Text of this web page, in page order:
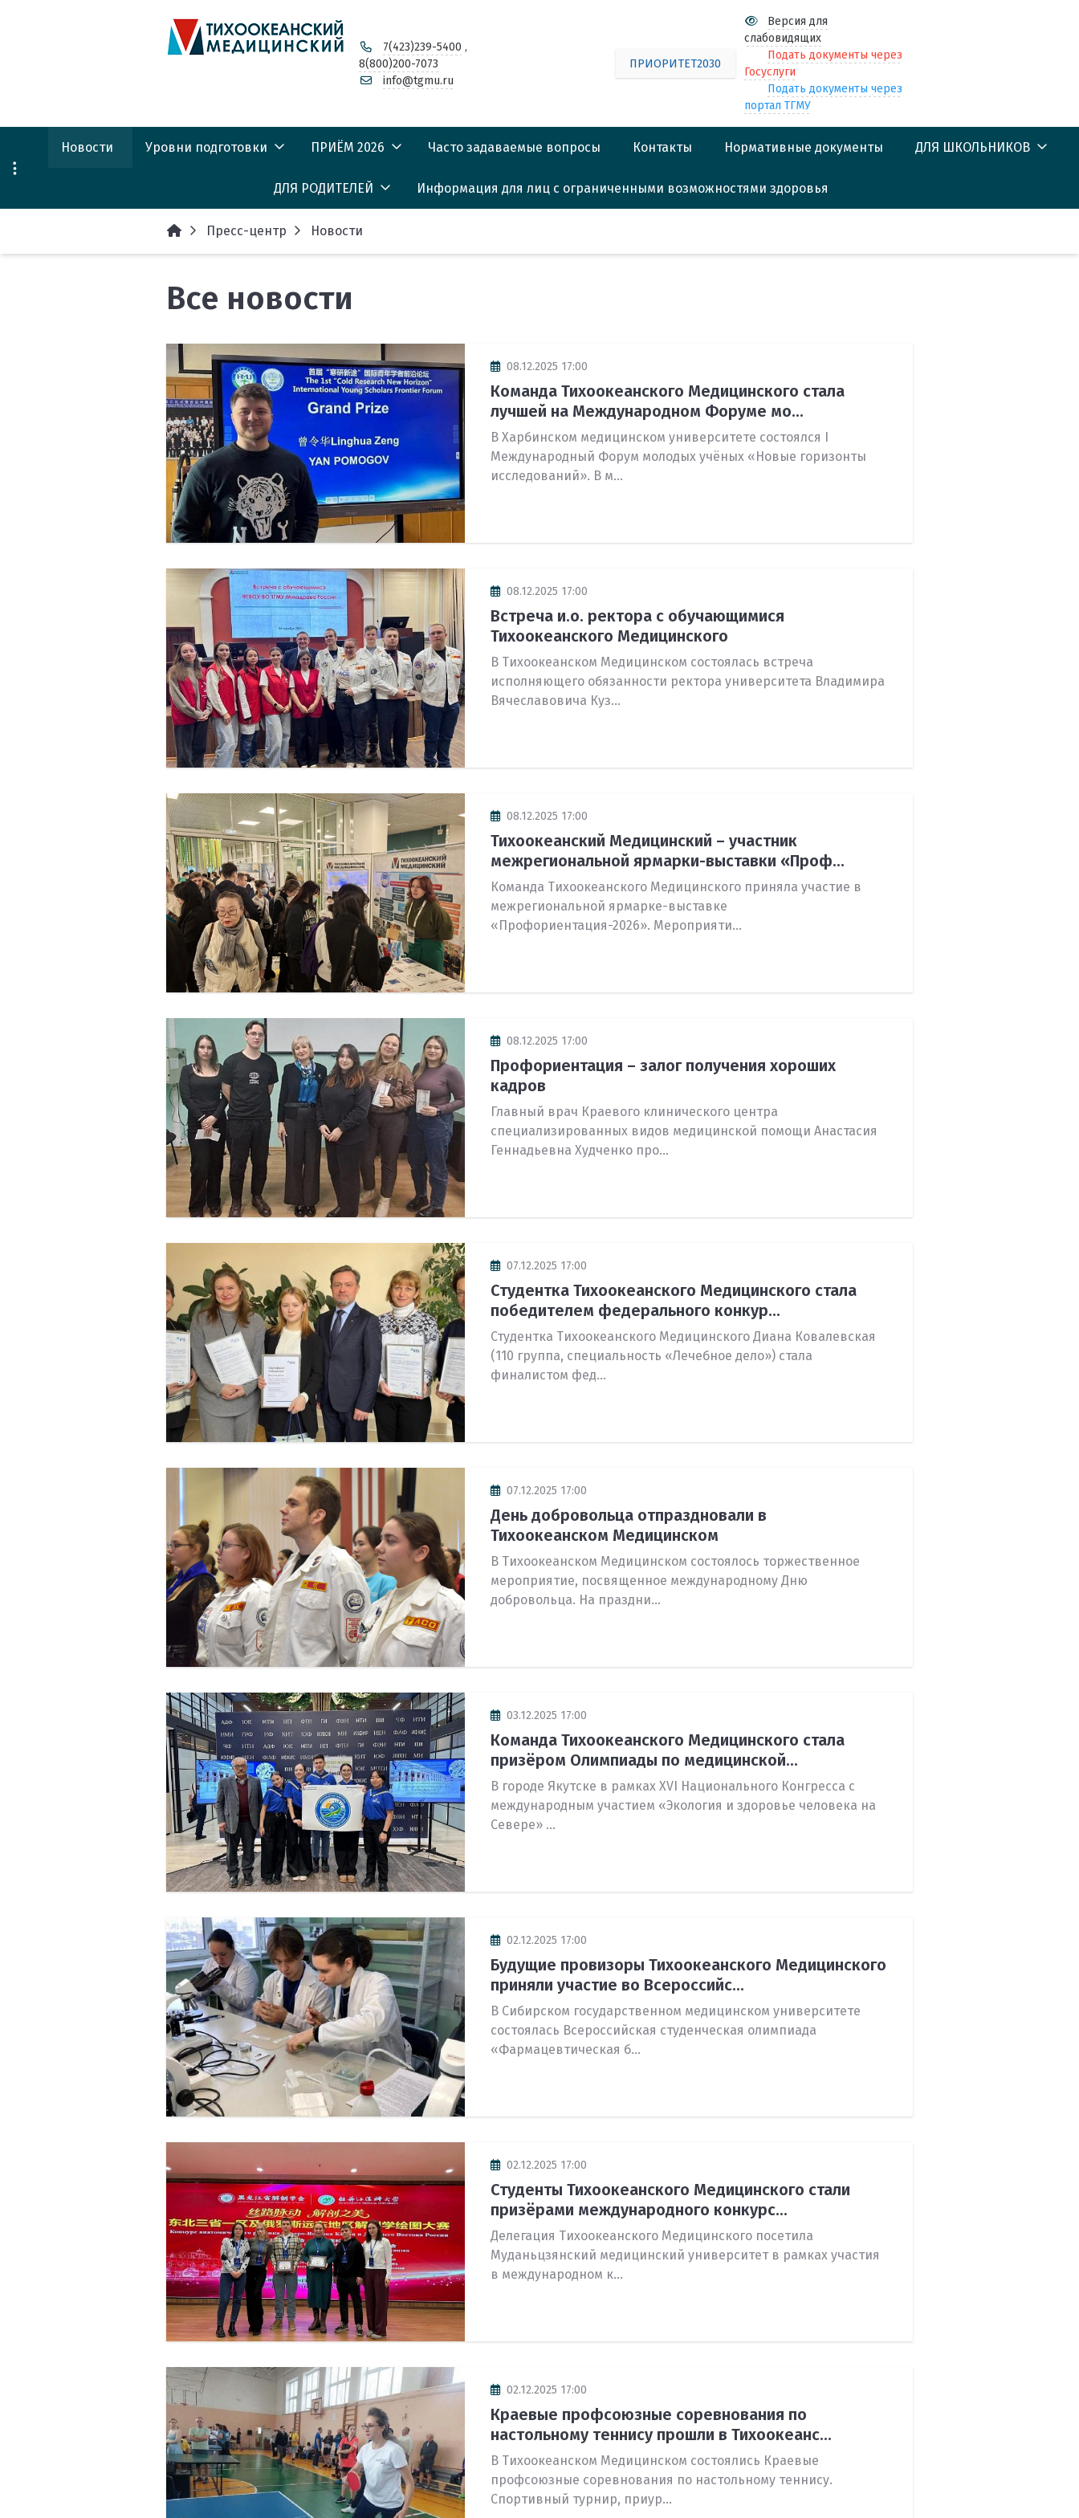
7(423)239-5400 ,
8(800)200-7073
info@tgmu.ru
ПРИОРИТЕТ2030
Версия для
слабовидящих
Подать документы через
Госуслуги
Подать документы через
портал ТГМУ
Новости Уровни подготовки
Факультет довузовской
Специалитет
Магистратура
Ординатура
Аспирантура
ПРИЁМ 2026
КАЛЕНДАРЬ АБИТУРИЕНТА
ПРИЁМ 2026
конкурсные списки
Часто задаваемые вопросы Контакты Нормативные документы ДЛЯ ШКОЛЬНИКОВ
ДЛЯ РОДИТЕЛЕЙ
Центр профориентации
Об университете
Факультет довузовской
подготовки (Лицей)
Информация о целевом
обучении
Информация про
общежития
Информация про
стипендии и меры
поддержки
Обучение в медицинском
университете
Информация для лиц с ограниченными возможностями здоровья
Пресс-центр Новости
Все новости
08.12.2025 17:00
Команда Тихоокеанского Медицинского стала
лучшей на Международном Форуме мо...
В Харбинском медицинском университете состоялся I
Международный Форум молодых учёных «Новые горизонты
исследований». В м...
08.12.2025 17:00
Встреча и.о. ректора с обучающимися
Тихоокеанского Медицинского
В Тихоокеанском Медицинском состоялась встреча
исполняющего обязанности ректора университета Владимира
Вячеславовича Куз...
08.12.2025 17:00
Тихоокеанский Медицинский – участник
межрегиональной ярмарки-выставки «Проф...
Команда Тихоокеанского Медицинского приняла участие в
межрегиональной ярмарке-выставке
«Профориентация-2026». Мероприяти...
08.12.2025 17:00
Профориентация – залог получения хороших
кадров
Главный врач Краевого клинического центра
специализированных видов медицинской помощи Анастасия
Геннадьевна Худченко про...
07.12.2025 17:00
Студентка Тихоокеанского Медицинского стала
победителем федерального конкур...
Студентка Тихоокеанского Медицинского Диана Ковалевская
(110 группа, специальность «Лечебное дело») стала
финалистом фед...
07.12.2025 17:00
День добровольца отпраздновали в
Тихоокеанском Медицинском
В Тихоокеанском Медицинском состоялось торжественное
мероприятие, посвященное международному Дню
добровольца. На праздни...
03.12.2025 17:00
Команда Тихоокеанского Медицинского стала
призёром Олимпиады по медицинской...
В городе Якутске в рамках XVI Национального Конгресса c
международным участием «Экология и здоровье человека на
Севере» ...
02.12.2025 17:00
Будущие провизоры Тихоокеанского Медицинского
приняли участие во Всероссийс...
В Сибирском государственном медицинском университете
состоялась Всероссийская студенческая олимпиада
«Фармацевтическая б...
02.12.2025 17:00
Студенты Тихоокеанского Медицинского стали
призёрами международного конкурс...
Делегация Тихоокеанского Медицинского посетила
Муданьцзянский медицинский университет в рамках участия
в международном к...
02.12.2025 17:00
Краевые профсоюзные соревнования по
настольному теннису прошли в Тихоокеанс...
В Тихоокеанском Медицинском состоялись Краевые
профсоюзные соревнования по настольному теннису.
Спортивный турнир, приур...